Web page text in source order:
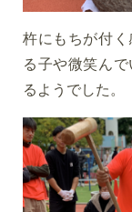
杵にもちが付
る子や微笑ん
るようでした。